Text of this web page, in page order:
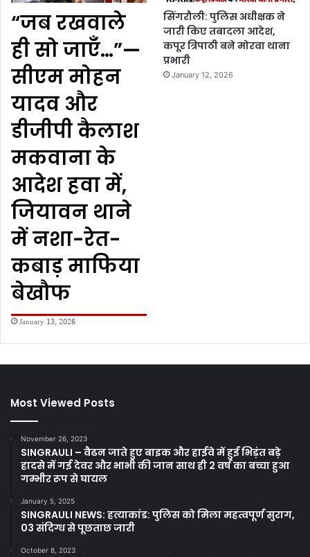
“जब रखवाले
ही सो जाएँ…”—
सीएम मोहन
यादव और
डीजीपी कैलाश
मकवाना के
आदेश हवा में,
जियावन थाने
में नशा-रेत-
कबाड़ माफिया
बेखौफ
January 13, 2026
सिंगरौली: पुलिस अधीक्षक ने
जारी किए तबादला आदेश,
कपूर त्रिपाठी बने मोरवा थाना
प्रभारी
January 12, 2026
Most Viewed Posts
November 26, 2023
SINGRAULI – वैढन जाते हुए बाइक और हाईवे में हुई भिड़ंत बड़े
हादसे में गई देवर और भाभी की जान साथ ही 2 वर्ष का बच्चा हुआ
गम्भीर रूप से घायल
January 5, 2025
SINGRAULI NEWS: हत्याकांड: पुलिस को मिला महत्वपूर्ण सुराग,
03 संदिग्ध से पूछताछ जारी
October 8, 2023